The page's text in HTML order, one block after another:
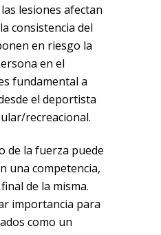
lesiones afectan
consistencia del
en riesgo la
en el
fundamental a
el deportista
recreacional.
de la fuerza puede
una competencia,
de la misma.
importancia para
como un